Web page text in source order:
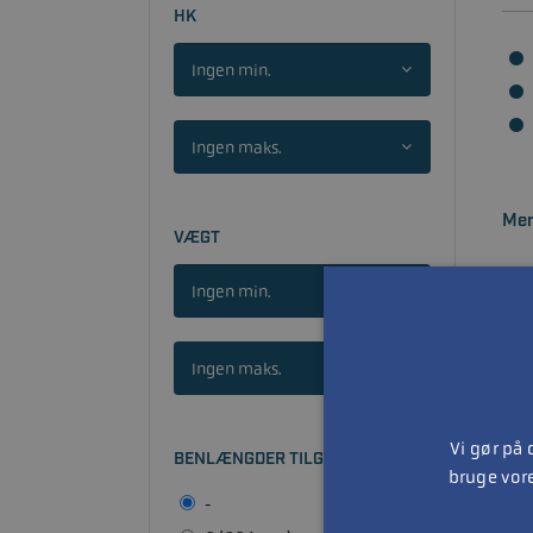
HK
Ingen min.
Ingen maks.
VÆGT
Ingen min.
Ingen maks.
BENLÆNGDER TILGÆNGELIGE
-
Vi gør på
bruge